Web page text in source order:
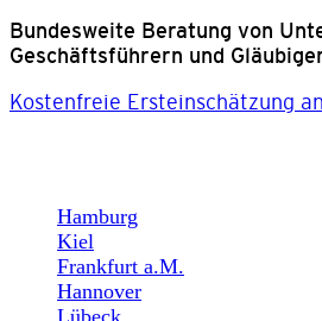
Bundesweite Beratung von
Geschäftsführern und
Kostenfreie Ersteinschätzung
Hamburg
Kiel
Frankfurt a.M.
Hannover